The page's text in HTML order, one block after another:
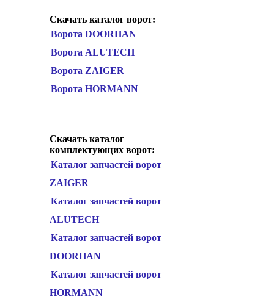
Скачать каталог ворот:
Ворота DOORHAN
Ворота ALUTECH
Ворота ZAIGER
Ворота HORMANN
Скачать каталог
комплектующих ворот:
Каталог запчастей ворот
ZAIGER
Каталог запчастей ворот
ALUTECH
Каталог запчастей ворот
DOORHAN
Каталог запчастей ворот
HORMANN